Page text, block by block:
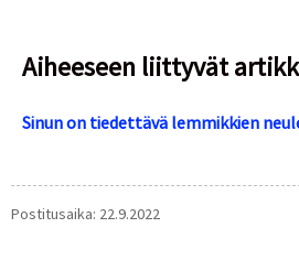
Aiheeseen liittyvät
Sinun on tiedettävä lemmikkien
Postitusaika: 22.9.2022